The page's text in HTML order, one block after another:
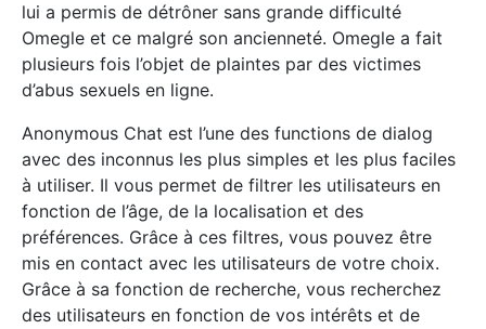
lui a permis de détrôner sans grande difficulté
Omegle et ce malgré son ancienneté. Omegle a fait
plusieurs fois l’objet de plaintes par des victimes
d’abus sexuels en ligne.
Anonymous Chat est l’une des functions de dialog
avec des inconnus les plus simples et les plus faciles
à utiliser. Il vous permet de filtrer les utilisateurs en
fonction de l’âge, de la localisation et des
préférences. Grâce à ces filtres, vous pouvez être
mis en contact avec les utilisateurs de votre choix.
Grâce à sa fonction de recherche, vous recherchez
des utilisateurs en fonction de vos intérêts et de